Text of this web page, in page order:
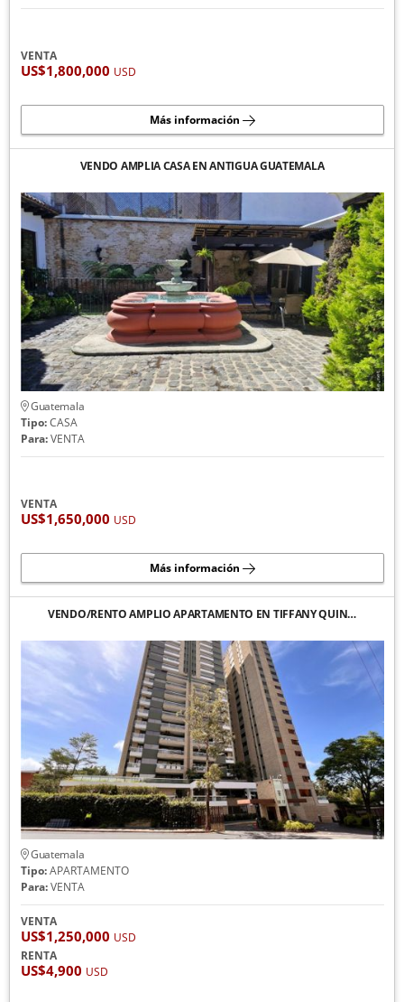
VENTA
US$1,800,000 USD
Más información
VENDO AMPLIA CASA EN ANTIGUA GUATEMALA
Guatemala
Tipo:CASA
Para:VENTA
VENTA
US$1,650,000 USD
Más información
VENDO/RENTO AMPLIO APARTAMENTO EN TIFFANY QUIN…
Guatemala
Tipo:APARTAMENTO
Para:VENTA
VENTA
US$1,250,000 USD
RENTA
US$4,900 USD